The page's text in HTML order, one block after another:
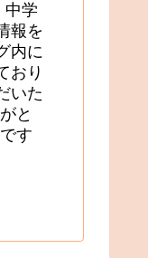
中学
報を
内に
おり
いた
と
す